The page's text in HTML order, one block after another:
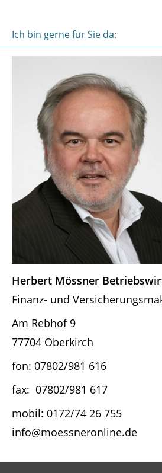
Ich bin gerne für Sie da:
Herbert Mössner
Finanz- und
Am Rebhof 9
77704 Oberkirch
fon: 07802/981 616
fax: 07802/981 617
mobil: 0172/74 26 755
info@moessneronline.de